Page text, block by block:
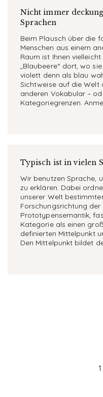
Nicht immer
Sprachen
Beim Plausch über die
Menschen aus einem
Raum ist Ihnen
„Blaubeere“ dort, wo
violett denn als blau
Sichtweise auf die Welt
anderen Vokabular –
Kategoriegrenzen.
Typisch ist in vielen
Wir benutzen Sprache,
zu erklären. Dabei
unserer Welt
Forschungsrichtung
Prototypensemantik,
Kategorie als einen
definierten Mittelpunkt
Den Mittelpunkt bildet
1